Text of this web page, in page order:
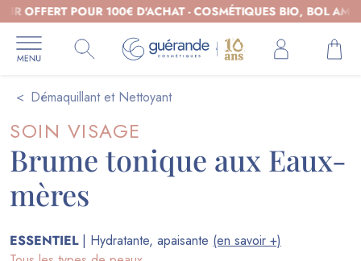
POUR 100€ D'ACHAT - COSMÉTIQUES BIO, BOL AMOUR
Démaquillant et Nettoyant
SOIN VISAGE
Brume tonique aux Eaux-
mères
ESSENTIEL | Hydratante, apaisante (en savoir +)